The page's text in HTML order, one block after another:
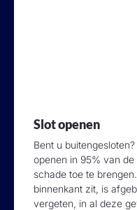
Slot openen
Bent u
openen in 95% van
schade toe te
binnenkant zit, is
vergeten, in al deze